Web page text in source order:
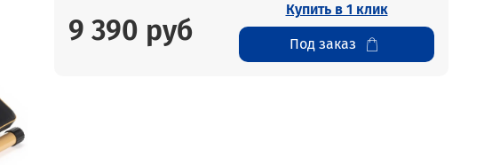
9 390 руб
Купить в 1 клик
Под заказ